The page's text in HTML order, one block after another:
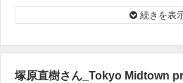
続きを表
塚原直樹さん_Tokyo Midtown